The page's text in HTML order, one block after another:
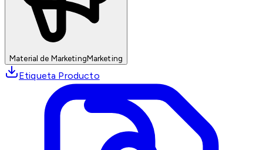
Material de MarketingMarketing
Etiqueta Producto